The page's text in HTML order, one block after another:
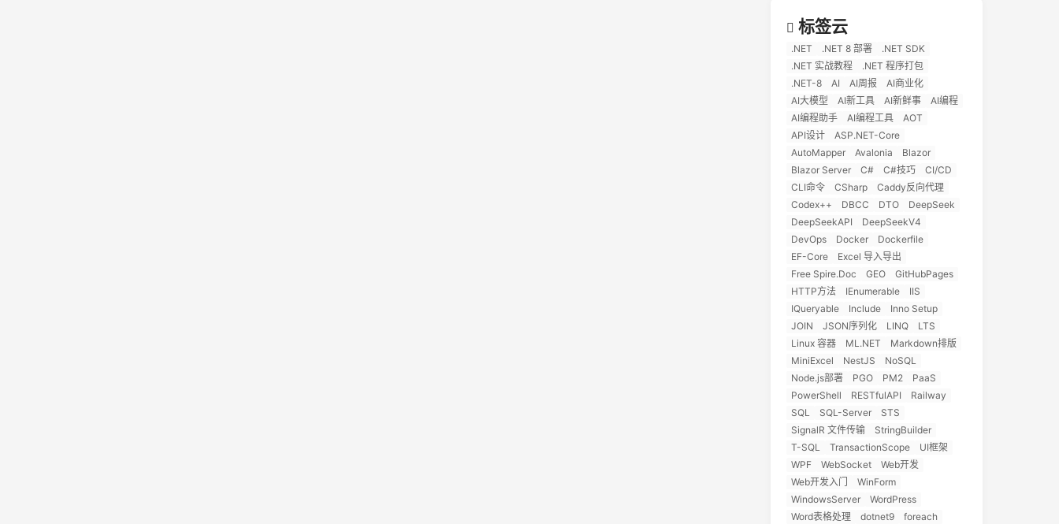
标签云
.NET .NET 8 部署
.NET SDK
.NET 实战教程
.NET 程序打包
.NET-8
AI AI周报
AI商业化
AI大模型
AI新工具 AI新鲜事
AI编程
AI编程助手
AI编程工具
AOT
API设计
ASP.NET-Core
AutoMapper
Avalonia
Blazor
Blazor Server
C# C#技巧
CI/CD
CLI命令
CSharp
Caddy反向代理
Codex++
DBCC DTO
DeepSeek
DeepSeekAPI
DeepSeekV4
DevOps
Docker
Dockerfile
EF-Core
Excel 导入导出
Free Spire.Doc
GEO
GitHubPages
HTTP方法
IEnumerable
IIS
IQueryable
Include
Inno Setup
JOIN
JSON序列化 LINQ
LTS
Linux 容器
ML.NET
Markdown排版
MiniExcel
NestJS
NoSQL
Node.js部署
PGO PM2
PaaS
PowerShell
RESTfulAPI
Railway
SQL
SQL-Server
STS
SignalR 文件传输
StringBuilder
T-SQL
TransactionScope
UI框架
WPF
WebSocket
Web开发
Web开发入门
WinForm
WindowsServer
WordPress
Word表格处理
dotnet9
foreach